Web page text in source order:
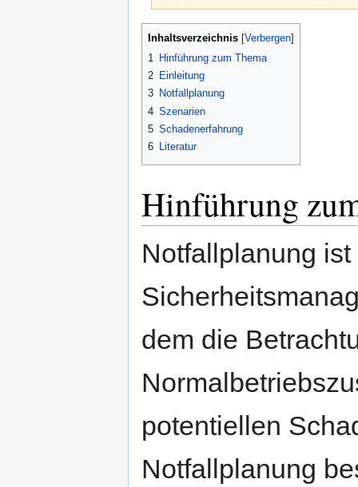
Zur
Zur
Inhaltsverzeichnis
1
Hinführung zum Thema
2 Einleitung
3 Notfallplanung
4 Szenarien
5 Schadenerfahrung
6 Literatur
Hinführung
Notfallplanung
dem die
potentiellen
Notfallplanung